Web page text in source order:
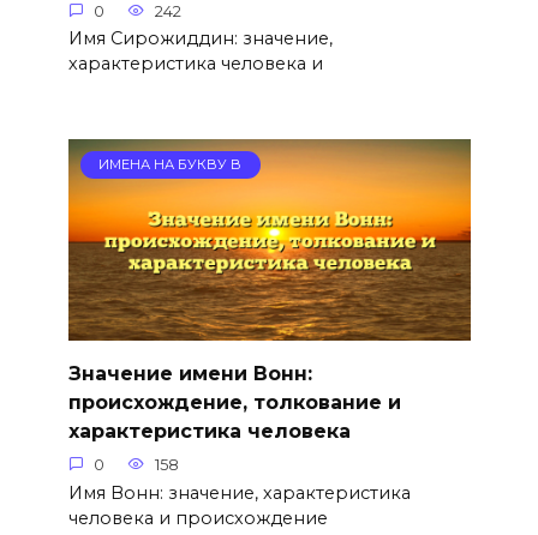
0 242
Имя Сирожиддин: значение,
характеристика человека и
ИМЕНА НА БУКВУ В
Значение имени Вонн:
происхождение, толкование и
характеристика человека
0 158
Имя Вонн: значение, характеристика
человека и происхождение